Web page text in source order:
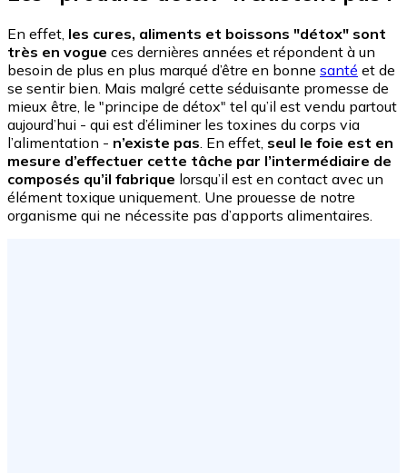
En effet, les cures, aliments et boissons "détox" sont
très en vogue ces dernières années et répondent à un
besoin de plus en plus marqué d’être en bonne santé et de
se sentir bien. Mais malgré cette séduisante promesse de
mieux être, le "principe de détox" tel qu’il est vendu partout
aujourd’hui - qui est d’éliminer les toxines du corps via
l’alimentation - n’existe pas. En effet, seul le foie est en
mesure d’effectuer cette tâche par l’intermédiaire de
composés qu’il fabrique lorsqu’il est en contact avec un
élément toxique uniquement. Une prouesse de notre
organisme qui ne nécessite pas d’apports alimentaires.